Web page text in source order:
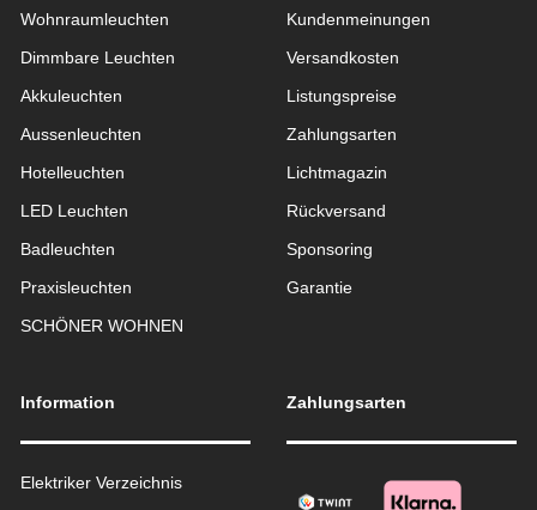
Wohnraum­leuchten
Dimmbare Leuchten
Akkuleuchten
Aussen­leuchten
Hotelleuchten
LED Leuchten
Badleuchten
Praxisleuchten
SCHÖNER WOHNEN
Kundenmeinungen
Versandkosten
Listungspreise
Zahlungsarten
Lichtmagazin
Rückversand
Sponsoring
Garantie
Information
Elektriker Verzeichnis
Zahlungsarten